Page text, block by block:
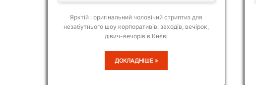
Ярктій і оригінальний чоловічий стриптиз для
незабутнього шоу корпоративів, заходів, вечірок,
дівич-вечорів в Києві
RICHBOY
ДОКЛАДНІШЕ »